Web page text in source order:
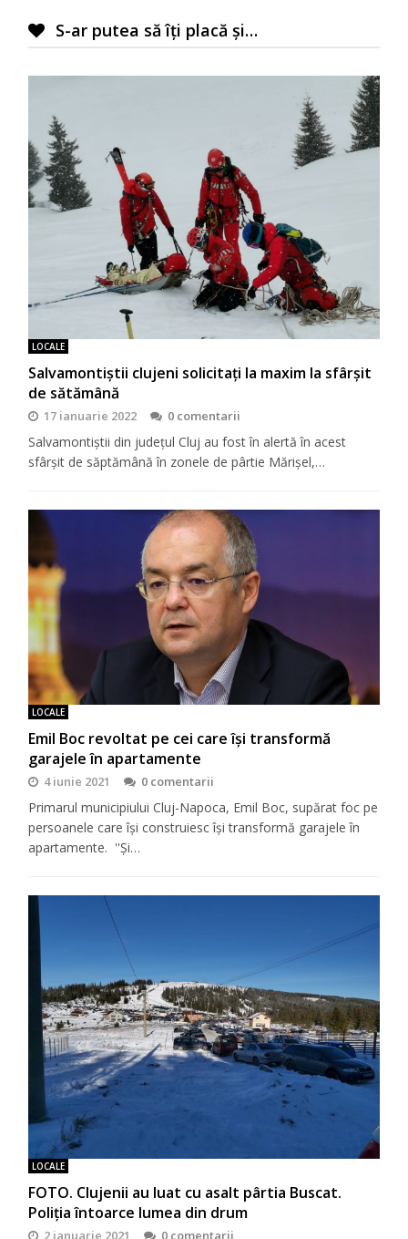
S-ar putea să îți placă și…
LOCALE
Salvamontiștii clujeni solicitați la maxim la sfârșit
de sătămână
17 ianuarie 2022 0 comentarii
Salvamontiștii din județul Cluj au fost în alertă în acest
sfârșit de săptămână în zonele de pârtie Mărișel,…
LOCALE
Emil Boc revoltat pe cei care își transformă
garajele în apartamente
4 iunie 2021 0 comentarii
Primarul municipiului Cluj-Napoca, Emil Boc, supărat foc pe
persoanele care își construiesc își transformă garajele în
apartamente. ''Și…
LOCALE
FOTO. Clujenii au luat cu asalt pârtia Buscat.
Poliția întoarce lumea din drum
2 ianuarie 2021 0 comentarii